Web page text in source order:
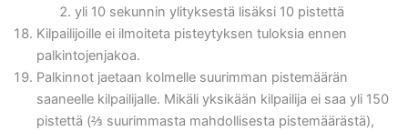
yli 10 sekunnin ylityksestä lisäksi 10 pistettä
Kilpailijoille ei ilmoiteta pisteytyksen tuloksia ennen
palkintojenjakoa.
Palkinnot jaetaan kolmelle suurimman pistemäärän
saaneelle kilpailijalle. Mikäli yksikään kilpailija ei saa yli 150
pistettä (⅔ suurimmasta mahdollisesta pistemäärästä),